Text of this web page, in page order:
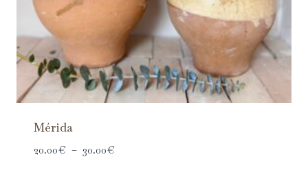
Mérida
20.00€ – 30.00€